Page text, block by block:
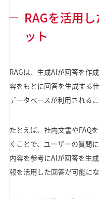
RAGを活用
ット
RAGは、生成AIが回答を作
容をもとに回答を生成する
データベースが利用される
たとえば、社内文書やFAQ
くことで、ユーザーの質問
内容を参考にAIが回答を生
報を活用した回答が可能にな